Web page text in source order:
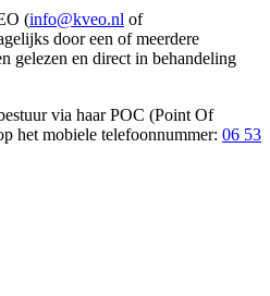
(info@kveo.nl of
door een of meerdere
gelezen en direct in behandeling
via haar POC (Point Of
het mobiele telefoonnummer: 06 53